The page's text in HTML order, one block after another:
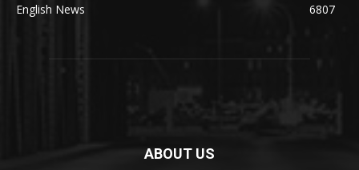
English News
6807
ABOUT US